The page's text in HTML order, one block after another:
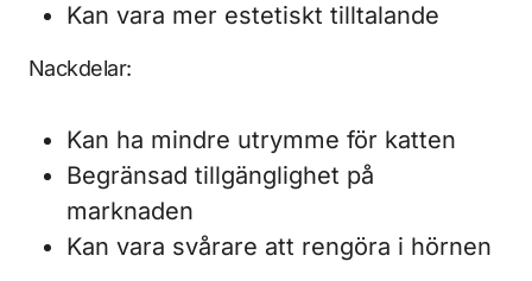
Kan vara mer estetiskt tilltalande
Nackdelar:
Kan ha mindre utrymme för katten
Begränsad tillgänglighet på
marknaden
Kan vara svårare att rengöra i hörnen